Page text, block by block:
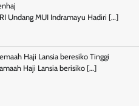
Undang MUI Indramayu Hadiri […]
Haji Lansia beresiko Tinggi
Haji Lansia berisiko […]